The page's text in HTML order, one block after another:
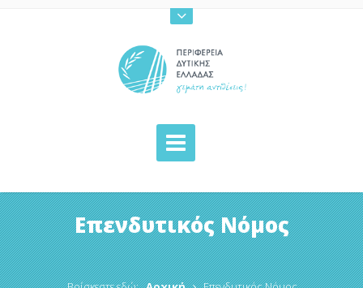
Επενδυτικός Νόμος